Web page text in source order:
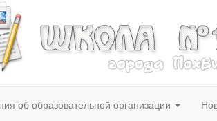
об образовательной организации